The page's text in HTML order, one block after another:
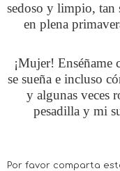
sedoso y limpio, tan
en plena
¡Mujer! Enséñame
se sueña e incluso
y algunas veces
pesadilla y mi
Por favor comparta